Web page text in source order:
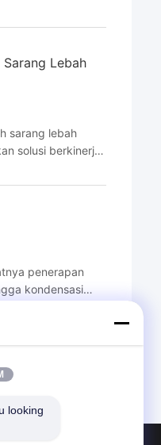
Lebah
sarang lebah
solusi berkinerja
penerapan
kondensasi
dibersihkan
looking